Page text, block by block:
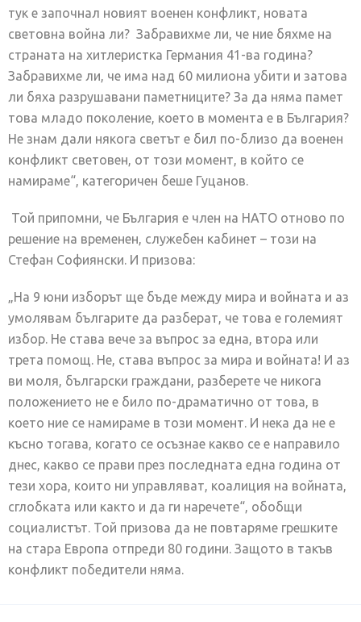
тук е започнал новият военен конфликт, новата
световна война ли? Забравихме ли, че ние бяхме на
страната на хитлеристка Германия 41-ва година?
Забравихме ли, че има над 60 милиона убити и затова
ли бяха разрушавани паметниците? За да няма памет
това младо поколение, което в момента е в България?
Не знам дали някога светът е бил по-близо да военен
конфликт световен, от този момент, в който се
намираме“, категоричен беше Гуцанов.
Той припомни, че България е член на НАТО отново по
решение на временен, служебен кабинет – този на
Стефан Софиянски. И призова:
„На 9 юни изборът ще бъде между мира и войната и аз
умолявам българите да разберат, че това е големият
избор. Не става вече за въпрос за една, втора или
трета помощ. Не, става въпрос за мира и войната! И аз
ви моля, български граждани, разберете че никога
положението не е било по-драматично от това, в
което ние се намираме в този момент. И нека да не е
късно тогава, когато се осъзнае какво се е направило
днес, какво се прави през последната една година от
тези хора, които ни управляват, коалиция на войната,
сглобката или както и да ги наречете“, обобщи
социалистът. Той призова да не повтаряме грешките
на стара Европа отпреди 80 години. Защото в такъв
конфликт победители няма.